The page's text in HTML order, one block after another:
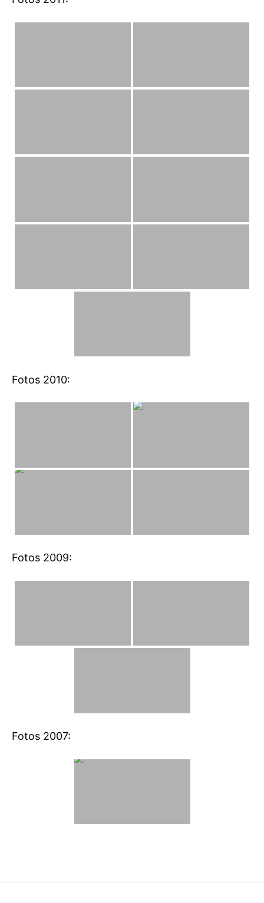
Fotos 2010:
Fotos 2009:
Fotos 2007: